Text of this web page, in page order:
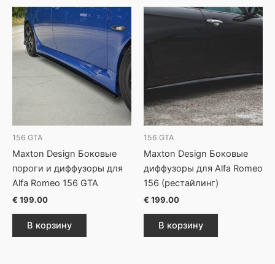
156 GTA
Maxton Design Боковые
пороги и диффузоры для
Alfa Romeo 156 GTA
€ 199.00
В корзину
156 GTA
Maxton Design Боковые
диффузоры для Alfa Romeo
156 (рестайлинг)
€ 199.00
В корзину